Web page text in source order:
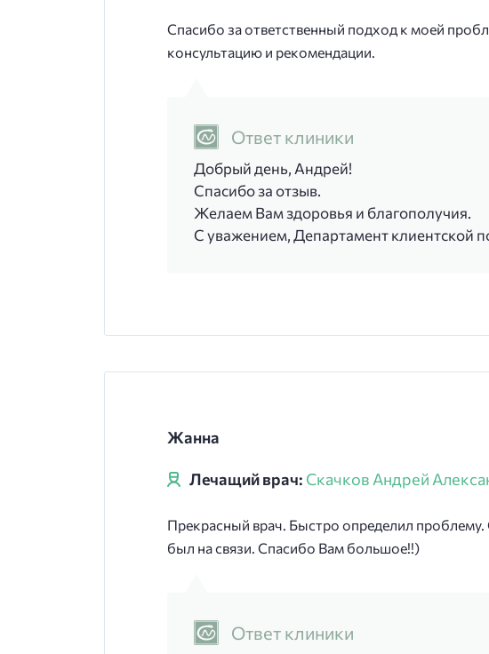
Спасибо за ответственный подход к моей
консультацию и рекомендации.
Ответ клиники
Добрый день, Андрей!
Спасибо за отзыв.
Желаем Вам здоровья и благополучия.
С уважением, Департамент клиентской
Жанна
Лечащий врач: Скачков Андрей
Прекрасный врач. Быстро определил
был на связи. Спасибо Вам большое!!)
Ответ клиники